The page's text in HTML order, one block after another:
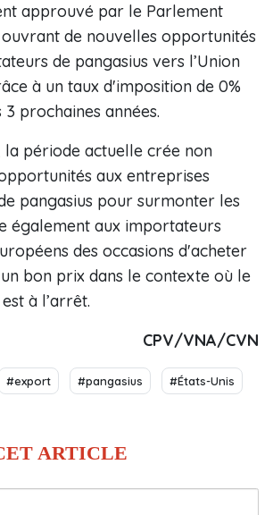
approuvé par le Parlement
de nouvelles opportunités
de pangasius vers l’Union
à un taux d'imposition de 0%
prochaines années.
la période actuelle crée non
aux entreprises
pangasius pour surmonter les
également aux importateurs
des occasions d'acheter
bon prix dans le contexte où le
à l’arrêt.
CPV/VNA/CVN
#export #pangasius #États-Unis